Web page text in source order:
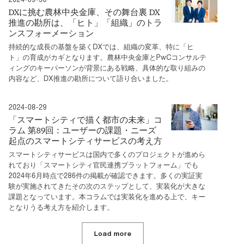
DXに挑む農林中央金庫、その舞台裏 DX
推進の勘所は、「ヒト」「組織」のトラ
ンスフォーメーション
持続的な成長の基盤を築くDXでは、組織の変革、特に「ヒ
ト」の育成がカギとなります。農林中央金庫とPwCコンサルテ
ィングのキーパーソンが背景にある戦略、具体的な取り組みの
内容など、DX推進の勘所について語り合いました。
2024-08-29
「スマートシティで描く都市の未来」コ
ラム 第89回：ユーザーの課題・ニーズ
起点のスマートシティサービスの考え方
スマートシティサービスは国内で多くのプロジェクトが進めら
れており「スマートシティ官民連携プラットフォーム」でも
2024年6月時点で286件の掲載が確認できます。多くの実証実
験が実施されてきたその次のステップとして、実装化が大きな
課題となっています。本コラムでは実装化を進める上で、キー
となりうる考え方を紹介します。
Load more